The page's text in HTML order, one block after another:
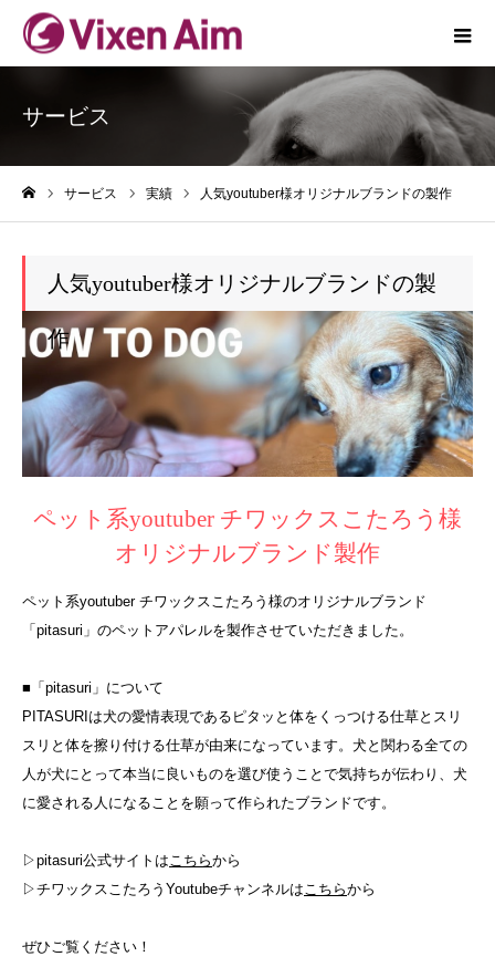
サービス
サービス 実績 人気youtuber様オリジナルブランドの製作
人気youtuber様オリジナルブランドの製
作
ペット系youtuber チワックスこたろう様
オリジナルブランド製作
ペット系youtuber チワックスこたろう様のオリジナルブランド
「pitasuri」のペットアパレルを製作させていただきました。
■「pitasuri」について
PITASURI は犬の愛情表現であるピタッと体をくっつける仕草とスリ
スリと体を擦り付ける仕草が由来になっています。犬と関わる全ての
人が犬にとって本当に良いものを選び使うことで気持ちが伝わり、犬
に愛される人になることを願って作られたブランドです。
▷pitasuri公式サイトはこちらから
▷チワックスこたろうYoutubeチャンネルはこちらから
ぜひご覧ください！